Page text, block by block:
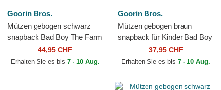
Goorin Bros.
Mützen gebogen schwarz
snapback Bad Boy The Farm
Goorin Bros.44,95 CHF
Erhalten Sie es bis 7 - 10 Aug.
Goorin Bros.
Mützen gebogen braun
snapback für Kinder Bad Boy
Mini The Farm Goorin Bros.
37,95 CHF
Erhalten Sie es bis 7 - 10 Aug.